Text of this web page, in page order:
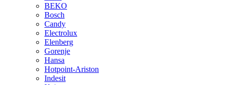
BEKO
Bosch
Candy
Electrolux
Elenberg
Gorenje
Hansa
Hotpoint-Ariston
Indesit